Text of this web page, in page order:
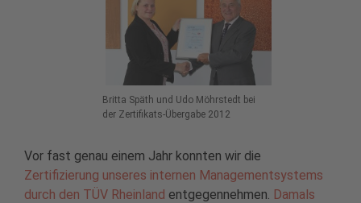
Britta Späth und Udo Möhrstedt bei
der Zertifikats-Übergabe 2012
Vor fast genau einem Jahr konnten wir die
Zertifizierung unseres internen Managementsystems
durch den TÜV Rheinland entgegennehmen. Damals